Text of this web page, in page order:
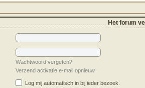
Het forum
Wachtwoord vergeten?
Verzend activatie e-mail opnieuw
Log mij automatisch in bij ieder bezoek.